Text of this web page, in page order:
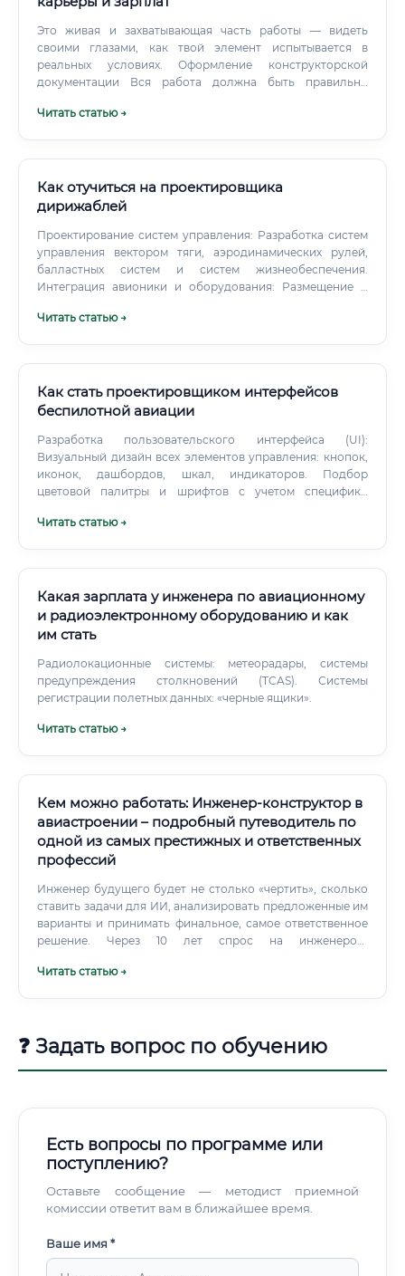
Это живая и захватывающая часть работы — видеть
своими глазами, как твой элемент испытывается в
реальных условиях. Оформление конструкторской
документации Вся работа должна быть правильно
системы конструкторской документации). Документация
Читать статью →
Как отучиться на проектировщика
дирижаблей
Проектирование систем управления: Разработка систем
управления вектором тяги, аэродинамических рулей,
балластных систем и систем жизнеобеспечения.
Интеграция авионики и оборудования: Размещение и
связи, датчиков и полезной нагрузки. 3D-моделирование
моделей и производственной документации.
Читать статью →
Как стать проектировщиком интерфейсов
беспилотной авиации
Разработка пользовательского интерфейса (UI):
Визуальный дизайн всех элементов управления: кнопок,
иконок, дашбордов, шкал, индикаторов. Подбор
цветовой палитры и шрифтов с учетом специфики
свете или в условиях низкой освещенности). Создание
Читать статью →
Какая зарплата у инженера по авиационному
и радиоэлектронному оборудованию и как
им стать
Радиолокационные системы: метеорадары, системы
предупреждения столкновений (TCAS). Системы
регистрации полетных данных: «черные ящики».
Читать статью →
Кем можно работать: Инженер-конструктор в
авиастроении – подробный путеводитель по
одной из самых престижных и ответственных
профессий
Инженер будущего будет не столько «чертить», сколько
ставить задачи для ИИ, анализировать предложенные им
варианты и принимать финальное, самое ответственное
решение. Через 10 лет спрос на инженеров-
Читать статью →
❓ Задать вопрос по обучению
Есть вопросы по программе или
поступлению?
Оставьте сообщение — методист приемной
комиссии ответит вам в ближайшее время.
Ваше имя *